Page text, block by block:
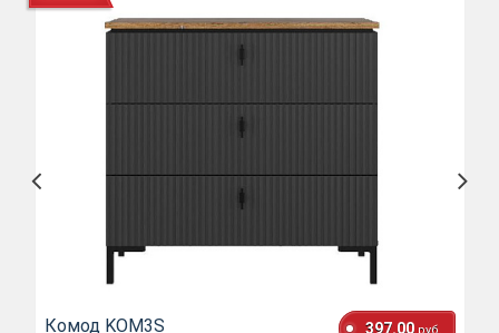
Комод KOM3S 397.00 руб.